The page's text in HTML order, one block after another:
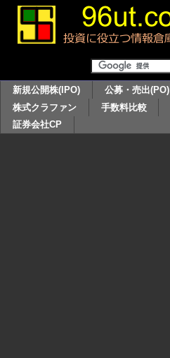
新規公開株(IPO) 公募・売出(PO)
株式クラファン
手数料比較
証券会社CP